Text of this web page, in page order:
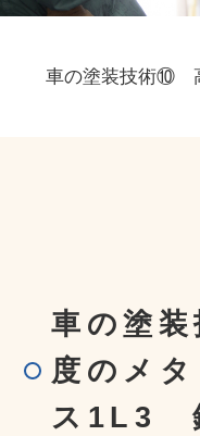
車の塗装技術⑩
車の塗
度のメ
ス1L3